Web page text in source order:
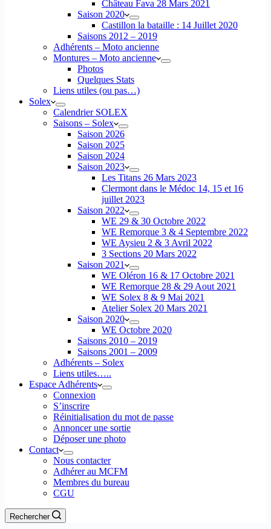
Château Fava 28 Mars 2021
Saison 2020
Castillon la bataille : 14 Juillet 2020
Saisons 2012 – 2019
Adhérents – Moto ancienne
Montures – Moto ancienne
Photos
Quelques Stats
Liens utiles (ou pas…)
Solex
Calendrier SOLEX
Saisons – Solex
Saison 2026
Saison 2025
Saison 2024
Saison 2023
Les Titans 26 Mars 2023
Clermont dans le Médoc 14, 15 et 16
juillet 2023
Saison 2022
WE 29 & 30 Octobre 2022
WE Remorque 3 & 4 Septembre 2022
WE Aysieu 2 & 3 Avril 2022
3 Sections 20 Mars 2022
Saison 2021
WE Oléron 16 & 17 Octobre 2021
WE Remorque 28 & 29 Aout 2021
WE Solex 8 & 9 Mai 2021
Atelier Solex 20 Mars 2021
Saison 2020
WE Octobre 2020
Saisons 2010 – 2019
Saisons 2001 – 2009
Adhérents – Solex
Liens utiles…..
Espace Adhérents
Connexion
S’inscrire
Réinitialisation du mot de passe
Annoncer une sortie
Déposer une photo
Contact
Nous contacter
Adhérer au MCFM
Membres du bureau
CGU
Rechercher